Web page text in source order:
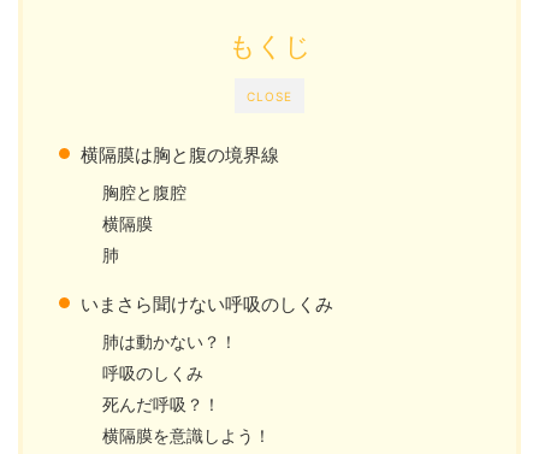
CLOSE
もくじ
横隔膜は胸と腹の境界線
胸腔と 腹腔
横隔膜
肺
いまさら聞けない呼吸のしくみ
肺は動かない？！
呼吸のしくみ
死んだ呼吸？！
横隔膜を意識しよう！